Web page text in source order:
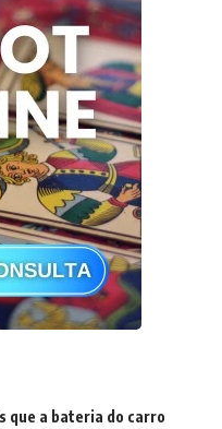
que a bateria do carro